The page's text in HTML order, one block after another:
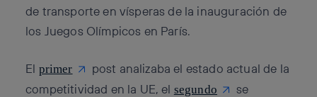
de transporte en vísperas de la inauguración de
los Juegos Olímpicos en París.
El primer
post analizaba el estado actual de la
competitividad en la UE, el segundo
se